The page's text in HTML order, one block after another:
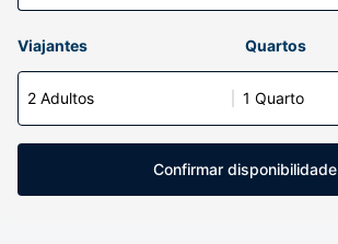
Viajantes Quartos
2 Adultos 1 Quarto
Confirmar disponibilidade